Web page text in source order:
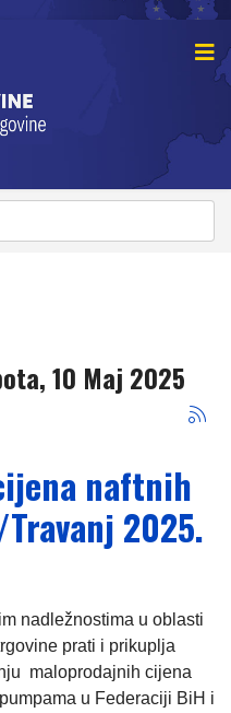
10 Maj 2025
naftnih
2025.
nadležnostima u oblasti
prati i prikuplja
maloprodajnih cijena
u Federaciji BiH i